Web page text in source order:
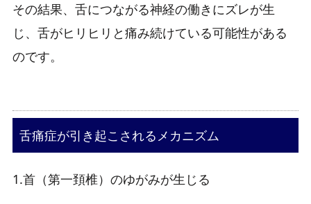
その結果、舌につながる神経の働きにズレが生
じ、舌がヒリヒリと痛み続けている可能性がある
のです。
舌痛症が引き起こされるメカニズム
1.首（第一頚椎）のゆがみが生じる